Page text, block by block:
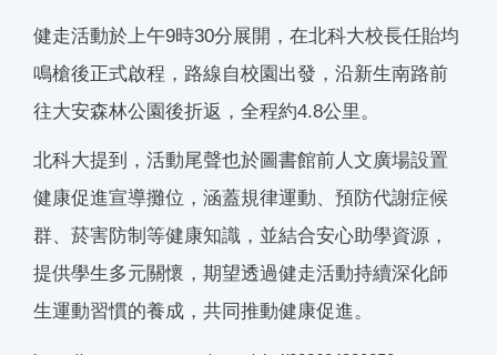
健走活動於上午9時30分展開，在北科大校長任貽均
鳴槍後正式啟程，路線自校園出發，沿新生南路前
往大安森林公園後折返，全程約4.8公里。
北科大提到，活動尾聲也於圖書館前人文廣場設置
健康促進宣導攤位，涵蓋規律運動、預防代謝症候
群、菸害防制等健康知識，並結合安心助學資源，
提供學生多元關懷，期望透過健走活動持續深化師
生運動習慣的養成，共同推動健康促進。